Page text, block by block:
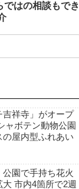
ではの相談もでき
吉祥寺」がオープ
ャボテン動物公園
の屋内型ふれあい
公園で手持ち花火
市内4箇所で2週